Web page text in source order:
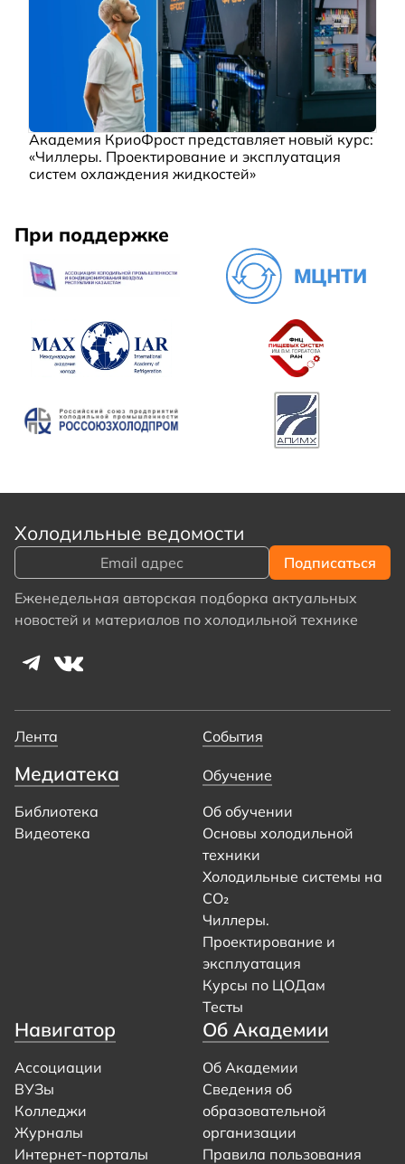
Академия КриоФрост представляет новый курс:
«Чиллеры. Проектирование и эксплуатация
систем охлаждения жидкостей»
При поддержке
Холодильные ведомости
Еженедельная авторская подборка актуальных
новостей и материалов по холодильной технике
Лента События
Медиатека
Библиотека
Видеотека
Обучение
Об обучении
Основы холодильной
техники
Холодильные системы на
CO₂
Чиллеры.
Проектирование и
эксплуатация
Курсы по ЦОДам
Тесты
Навигатор
Ассоциации
ВУЗы
Колледжи
Журналы
Интернет-порталы
Об Академии
Об Академии
Сведения об
образовательной
организации
Правила пользования